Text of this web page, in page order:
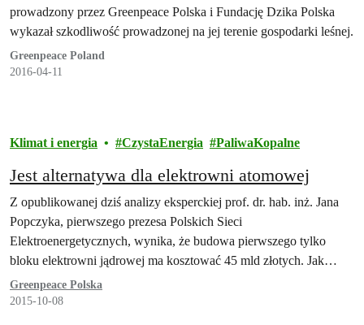
prowadzony przez Greenpeace Polska i Fundację Dzika Polska
wykazał szkodliwość prowadzonej na jej terenie gospodarki leśnej.
Greenpeace Poland
2016-04-11
Klimat i energia CzystaEnergia PaliwaKopalne
Jest alternatywa dla elektrowni atomowej
Z opublikowanej dziś analizy eksperckiej prof. dr. hab. inż. Jana
Popczyka, pierwszego prezesa Polskich Sieci
Elektroenergetycznych, wynika, że budowa pierwszego tylko
bloku elektrowni jądrowej ma kosztować 45 mld złotych. Jak…
Greenpeace Polska
2015-10-08